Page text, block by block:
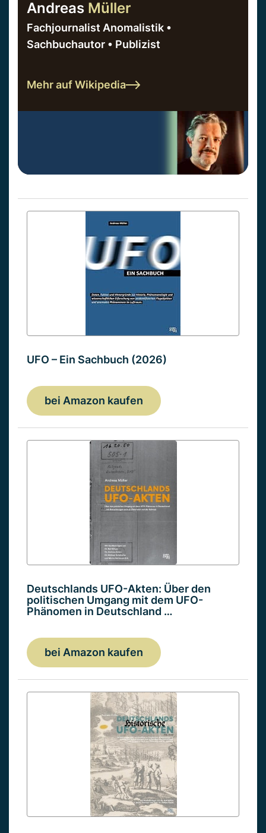
Andreas Müller
Fachjournalist Anomalistik •
Sachbuchautor • Publizist
Mehr auf Wikipedia
UFO – Ein Sachbuch (2026)
bei Amazon kaufen
Deutschlands UFO-Akten: Über den
politischen Umgang mit dem UFO-
Phänomen in Deutschland …
bei Amazon kaufen